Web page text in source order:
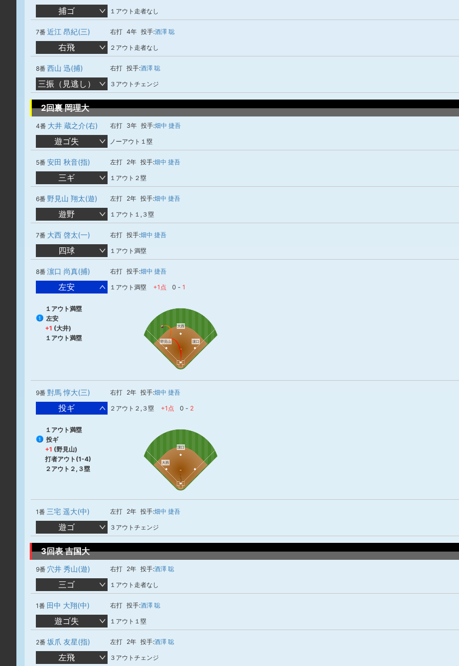
捕ゴ １アウト走者なし
7番 近江 昂紀(三) 右打 4年 投手:酒澤 聡
右飛 ２アウト走者なし
8番 西山 迅(捕) 右打 投手:酒澤 聡
三振（見逃し） ３アウトチェンジ
2回裏 岡理大
4番 大井 蔵之介(右) 右打 3年 投手:畑中 捷吾
遊ゴ失 ノーアウト１塁
5番 安田 秋音(指) 左打 2年 投手:畑中 捷吾
三ギ １アウト２塁
6番 野見山 翔太(遊) 左打 2年 投手:畑中 捷吾
遊野 １アウト１,３塁
7番 大西 啓太(一) 右打 投手:畑中 捷吾
四球 １アウト満塁
8番 濵口 尚真(捕) 右打 投手:畑中 捷吾
左安 １アウト満塁 +1点 0 - 1
１アウト満塁
1
左安
+1 (大井)
１アウト満塁
野見山
大西
濵口
9番 對馬 惇大(三) 右打 2年 投手:畑中 捷吾
投ギ ２アウト２,３塁 +1点 0 - 2
１アウト満塁
1
投ギ
+1 (野見山)
打者アウト(1-4)
２アウト２,３塁
大西
濵口
1番 三宅 遥大(中) 左打 2年 投手:畑中 捷吾
遊ゴ ３アウトチェンジ
3回表 吉国大
9番 穴井 秀山(遊) 右打 2年 投手:酒澤 聡
三ゴ １アウト走者なし
1番 田中 大翔(中) 右打 投手:酒澤 聡
遊ゴ失 １アウト１塁
2番 坂爪 友星(指) 左打 2年 投手:酒澤 聡
左飛 ３アウトチェンジ